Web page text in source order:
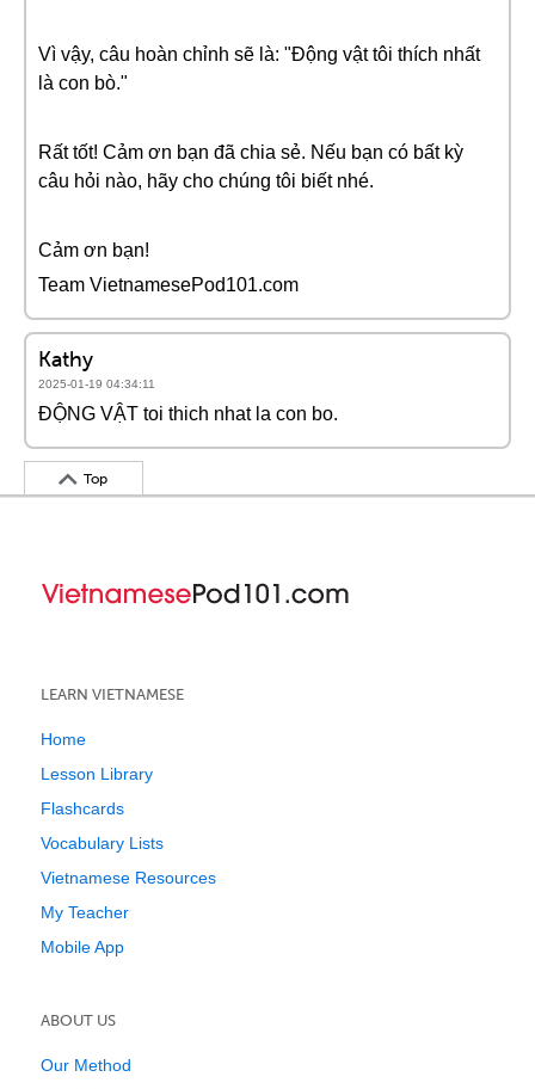
Vì vậy, câu hoàn chỉnh sẽ là: "Động vật tôi thích nhất
là con bò."
Rất tốt! Cảm ơn bạn đã chia sẻ. Nếu bạn có bất kỳ
câu hỏi nào, hãy cho chúng tôi biết nhé.
Cảm ơn bạn!
Team VietnamesePod101.com
Kathy
2025-01-19 04:34:11
ĐỘNG VẬT toi thich nhat la con bo.
Top
LEARN VIETNAMESE
Home
Lesson Library
Flashcards
Vocabulary Lists
Vietnamese Resources
My Teacher
Mobile App
ABOUT US
Our Method